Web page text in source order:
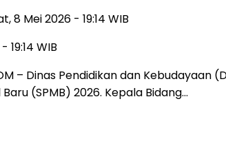
8 Mei 2026 - 19:14 WIB
19:14 WIB
– Dinas Pendidikan dan
(SPMB) 2026. Kepala Bidang…